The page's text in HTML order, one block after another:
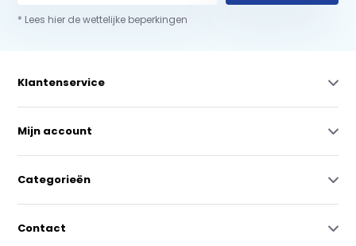
* Lees hier de wettelijke beperkingen
Klantenservice
Mijn account
Categorieën
Contact